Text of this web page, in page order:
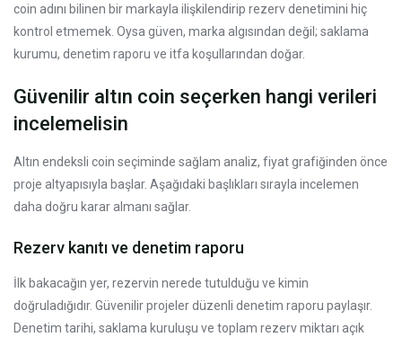
coin adını bilinen bir markayla ilişkilendirip rezerv denetimini hiç
kontrol etmemek. Oysa güven, marka algısından değil; saklama
kurumu, denetim raporu ve itfa koşullarından doğar.
Güvenilir altın coin seçerken hangi verileri
incelemelisin
Altın endeksli coin seçiminde sağlam analiz, fiyat grafiğinden önce
proje altyapısıyla başlar. Aşağıdaki başlıkları sırayla incelemen
daha doğru karar almanı sağlar.
Rezerv kanıtı ve denetim raporu
İlk bakacağın yer, rezervin nerede tutulduğu ve kimin
doğruladığıdır. Güvenilir projeler düzenli denetim raporu paylaşır.
Denetim tarihi, saklama kuruluşu ve toplam rezerv miktarı açık